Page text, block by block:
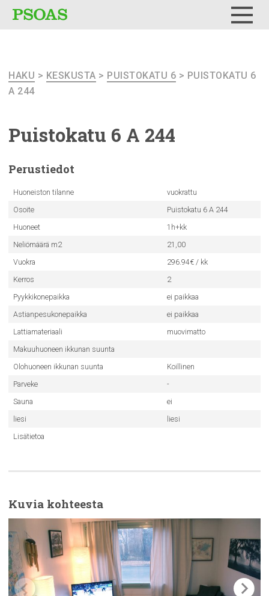
HAKU > KESKUSTA > PUISTOKATU 6 > PUISTOKATU 6
A 244
Puistokatu 6 A 244
Perustiedot
Huoneiston tilanne
vuokrattu
Osoite
Puistokatu 6 A 244
Huoneet
1h+kk
Neliömäärä m2
21,00
Vuokra
296.94€ / kk
Kerros
2
Pyykkikonepaikka
ei paikkaa
Astianpesukonepaikka
ei paikkaa
Lattiamateriaali
muovimatto
Makuuhuoneen ikkunan suunta
Olohuoneen ikkunan suunta
Koillinen
Parveke
-
Sauna
ei
liesi
liesi
Lisätietoa
Kuvia kohteesta